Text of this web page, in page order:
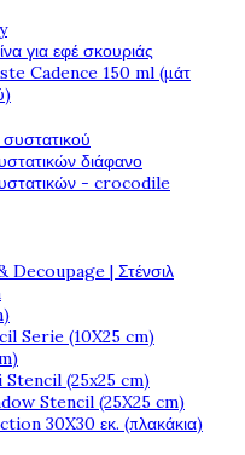
για εφέ σκουριάς
Cadence 150 ml (μάτ
διάφανο
- crocodile
Decoupage | Στένσιλ
Serie (10X25 cm)
(25x25 cm)
Stencil (25X25 cm)
30X30 εκ. (πλακάκια)